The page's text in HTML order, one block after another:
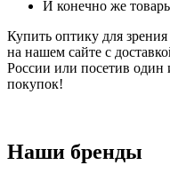
И конечно же
Купить оптику для
на нашем сайте с
России или посетив
покупок!
Наши бренды